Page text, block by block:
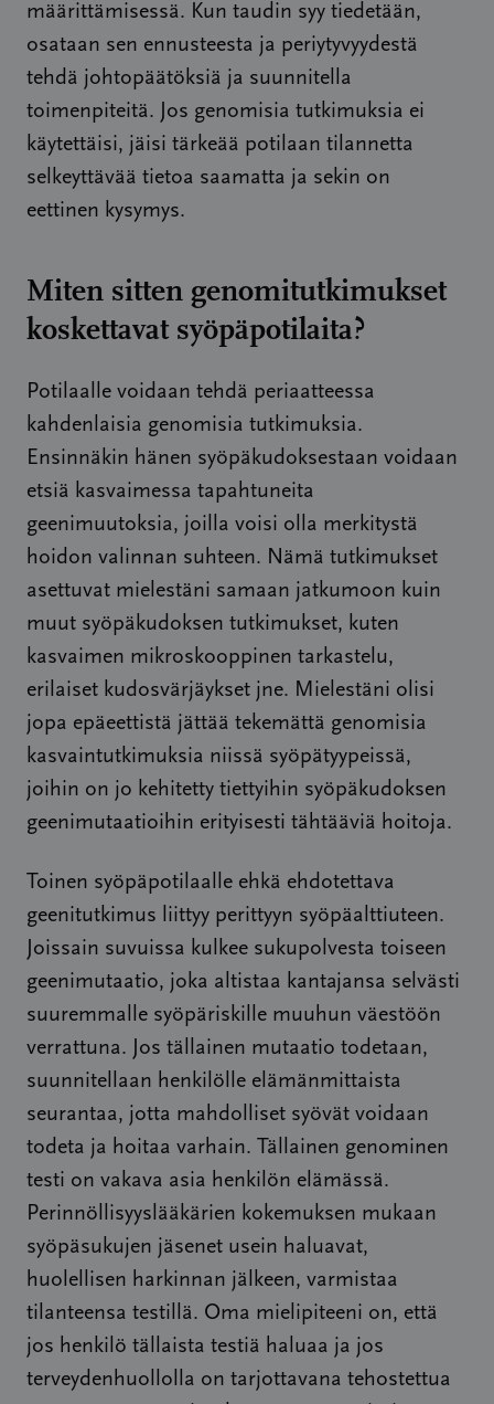
määrittämisessä. Kun taudin syy tiedetään,
osataan sen ennusteesta ja periytyvyydestä
tehdä johtopäätöksiä ja suunnitella
toimenpiteitä. Jos genomisia tutkimuksia ei
käytettäisi, jäisi tärkeää potilaan tilannetta
selkeyttävää tietoa saamatta ja sekin on
eettinen kysymys.
Miten sitten genomitutkimukset
koskettavat syöpäpotilaita?
Potilaalle voidaan tehdä periaatteessa
kahdenlaisia genomisia tutkimuksia.
Ensinnäkin hänen syöpäkudoksestaan voidaan
etsiä kasvaimessa tapahtuneita
geenimuutoksia, joilla voisi olla merkitystä
hoidon valinnan suhteen. Nämä tutkimukset
asettuvat mielestäni samaan jatkumoon kuin
muut syöpäkudoksen tutkimukset, kuten
kasvaimen mikroskooppinen tarkastelu,
erilaiset kudosvärjäykset jne. Mielestäni olisi
jopa epäeettistä jättää tekemättä genomisia
kasvaintutkimuksia niissä syöpätyypeissä,
joihin on jo kehitetty tiettyihin syöpäkudoksen
geenimutaatioihin erityisesti tähtääviä hoitoja.
Toinen syöpäpotilaalle ehkä ehdotettava
geenitutkimus liittyy perittyyn syöpäalttiuteen.
Joissain suvuissa kulkee sukupolvesta toiseen
geenimutaatio, joka altistaa kantajansa selvästi
suuremmalle syöpäriskille muuhun väestöön
verrattuna. Jos tällainen mutaatio todetaan,
suunnitellaan henkilölle elämänmittaista
seurantaa, jotta mahdolliset syövät voidaan
todeta ja hoitaa varhain. Tällainen genominen
testi on vakava asia henkilön elämässä.
Perinnöllisyyslääkärien kokemuksen mukaan
syöpäsukujen jäsenet usein haluavat,
huolellisen harkinnan jälkeen, varmistaa
tilanteensa testillä. Oma mielipiteeni on, että
jos henkilö tällaista testiä haluaa ja jos
terveydenhuollolla on tarjottavana tehostettua